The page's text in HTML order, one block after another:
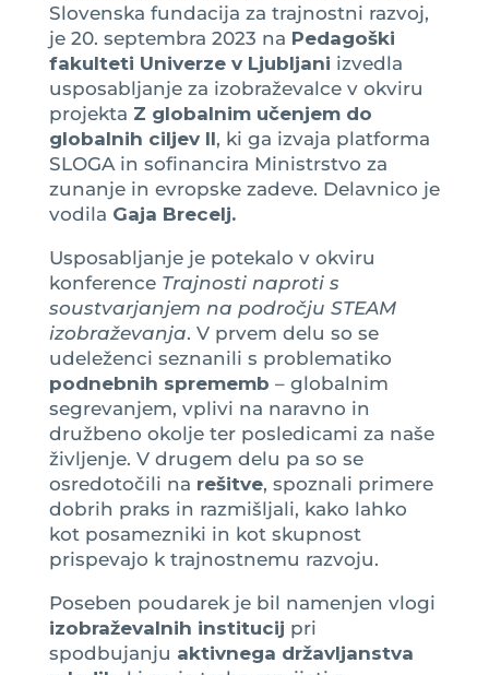
Slovenska fundacija za trajnostni razvoj,
je 20. septembra 2023 na Pedagoški
fakulteti Univerze v Ljubljani izvedla
usposabljanje za izobraževalce v okviru
projekta Z globalnim učenjem do
globalnih ciljev II, ki ga izvaja platforma
SLOGA in sofinancira Ministrstvo za
zunanje in evropske zadeve. Delavnico je
vodila Gaja Brecelj.
Usposabljanje je potekalo v okviru
konference Trajnosti naproti s
soustvarjanjem na področju STEAM
izobraževanja. V prvem delu so se
udeleženci seznanili s problematiko
podnebnih sprememb – globalnim
segrevanjem, vplivi na naravno in
družbeno okolje ter posledicami za naše
življenje. V drugem delu pa so se
osredotočili na rešitve, spoznali primere
dobrih praks in razmišljali, kako lahko
kot posamezniki in kot skupnost
prispevajo k trajnostnemu razvoju.
Poseben poudarek je bil namenjen vlogi
izobraževalnih institucij pri
spodbujanju aktivnega državljanstva